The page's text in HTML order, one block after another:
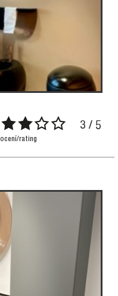
3 / 5
rating